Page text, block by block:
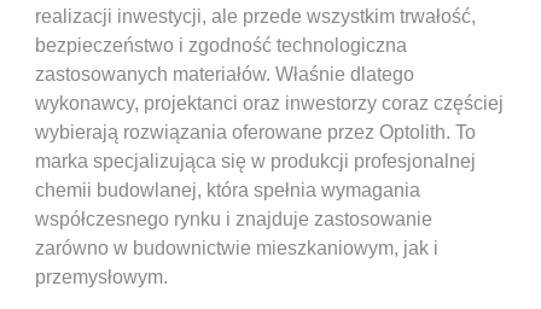
realizacji inwestycji, ale przede wszystkim trwałość,
bezpieczeństwo i zgodność technologiczna
zastosowanych materiałów. Właśnie dlatego
wykonawcy, projektanci oraz inwestorzy coraz częściej
wybierają rozwiązania oferowane przez Optolith. To
marka specjalizująca się w produkcji profesjonalnej
chemii budowlanej, która spełnia wymagania
współczesnego rynku i znajduje zastosowanie
zarówno w budownictwie mieszkaniowym, jak i
przemysłowym.